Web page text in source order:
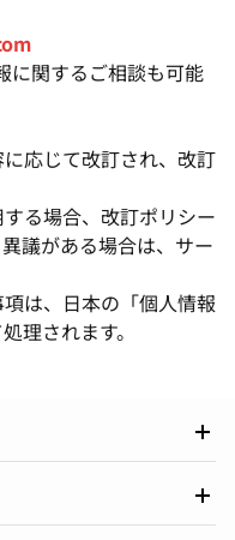
に関するご相談も可能
応じて改訂され、改訂
る場合、改訂ポリシー
議がある場合は、サー
は、日本の「個人情報
理されます。